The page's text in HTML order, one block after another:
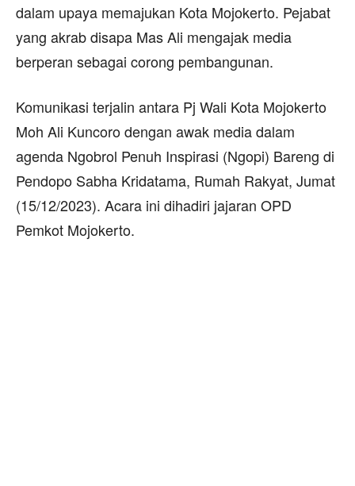
dalam upaya memajukan Kota Mojokerto. Pejabat
yang akrab disapa Mas Ali mengajak media
berperan sebagai corong pembangunan.
Komunikasi terjalin antara Pj Wali Kota Mojokerto
Moh Ali Kuncoro dengan awak media dalam
agenda Ngobrol Penuh Inspirasi (Ngopi) Bareng di
Pendopo Sabha Kridatama, Rumah Rakyat, Jumat
(15/12/2023). Acara ini dihadiri jajaran OPD
Pemkot Mojokerto.